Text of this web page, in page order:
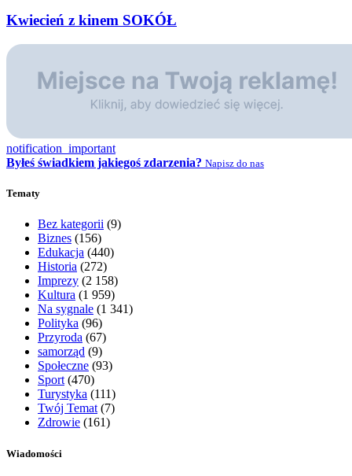
Kwiecień z kinem SOKÓŁ
notification_important
Byłeś świadkiem jakiegoś zdarzenia? Napisz do nas
Tematy
Bez kategorii (9)
Biznes (156)
Edukacja (440)
Historia (272)
Imprezy (2 158)
Kultura (1 959)
Na sygnale (1 341)
Polityka (96)
Przyroda (67)
samorząd (9)
Społeczne (93)
Sport(470)
Turystyka (111)
Twój Temat(7)
Zdrowie (161)
Wiadomości